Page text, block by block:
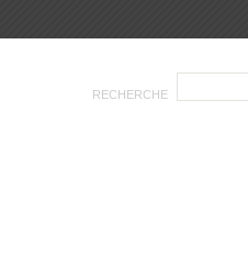
RECHERCHE